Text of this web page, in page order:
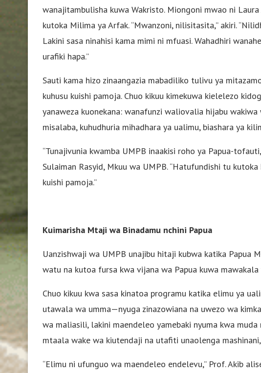
wanajitambulisha kuwa Wakristo. Miongoni mwao ni
kutoka Milima ya Arfak. “Mwanzoni, nilisitasita,” akiri.
Lakini sasa ninahisi kama mimi ni mfuasi. Wahadhiri
urafiki hapa.”
Sauti kama hizo zinaangazia mabadiliko tulivu ya
kuhusu kuishi pamoja. Chuo kikuu kimekuwa kielelezo
yanaweza kuonekana: wanafunzi waliovalia hijabu
misalaba, kuhudhuria mihadhara ya ualimu, biashara ya
“Tunajivunia kwamba UMPB inaakisi roho ya Papua-
Sulaiman Rasyid, Mkuu wa UMPB. “Hatufundishi tu
kuishi pamoja.”
Kuimarisha Mtaji wa Binadamu nchini Papua
Uanzishwaji wa UMPB unajibu hitaji kubwa katika Papua
watu na kutoa fursa kwa vijana wa Papua kuwa
Chuo kikuu kwa sasa kinatoa programu katika elimu ya
utawala wa umma—nyuga zinazowiana na uwezo wa
wa maliasili, lakini maendeleo yamebaki nyuma kwa
mtaala wake wa kiutendaji na utafiti unaolenga
“Elimu ni ufunguo wa maendeleo endelevu,” Prof. Akib